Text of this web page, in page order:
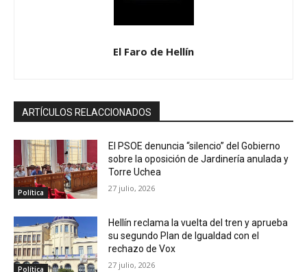
El Faro de Hellín
ARTÍCULOS RELACCIONADOS
Política
El PSOE denuncia “silencio” del Gobierno
sobre la oposición de Jardinería anulada y
Torre Uchea
27 julio, 2026
Política
Hellín reclama la vuelta del tren y aprueba
su segundo Plan de Igualdad con el
rechazo de Vox
27 julio, 2026